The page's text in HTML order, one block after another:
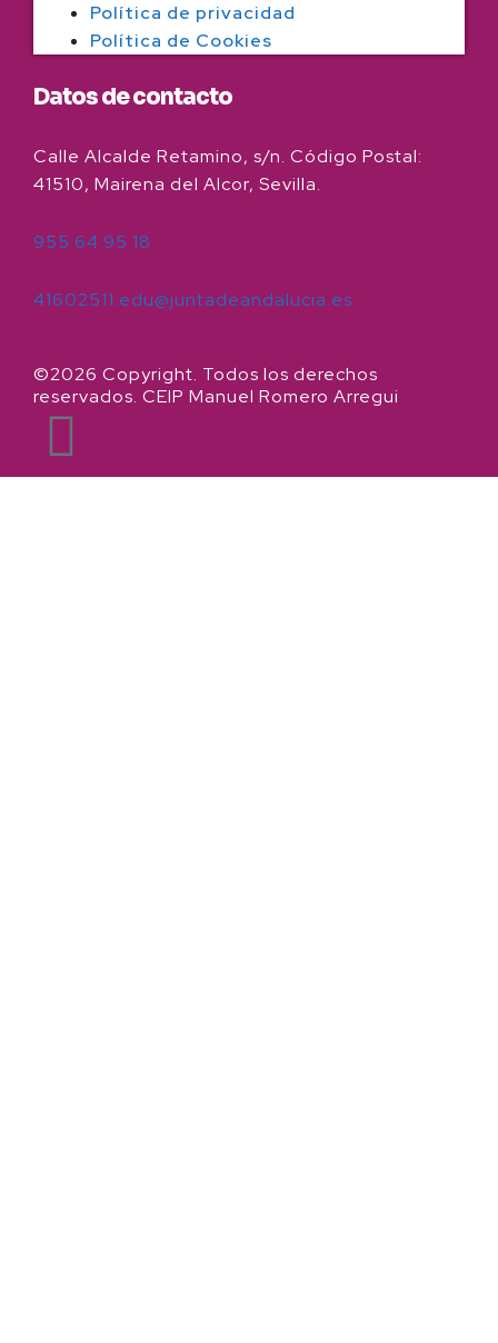
Política de privacidad
Política de Cookies
Datos de contacto
Calle Alcalde Retamino, s/n. Código Postal:
41510, Mairena del Alcor, Sevilla.
955 64 95 18
41602511.edu@juntadeandalucia.es
©2026 Copyright. Todos los derechos
reservados. CEIP Manuel Romero Arregui